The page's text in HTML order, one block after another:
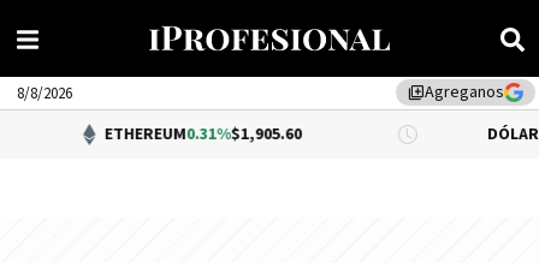
library_addAgreganos
8/8/2026
ETHEREUM0.31%$1,905.60 DÓLAR BNA